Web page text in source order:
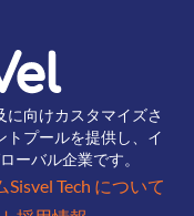
向けカスタマイズさ
プールを提供し、イ
ーバル企業です。
Sisvel Tech について